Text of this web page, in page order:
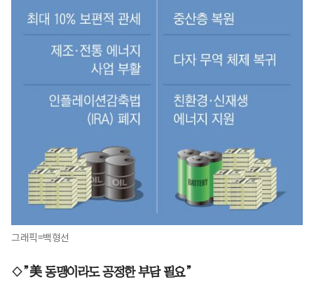
그래픽=백형선
◇”美 동맹이라도 공정한 부담 필요”